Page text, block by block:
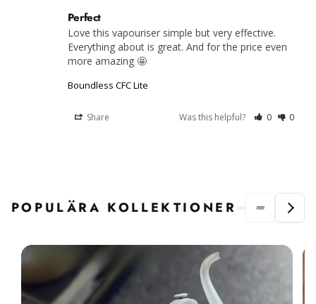
Perfect
Love this vapouriser simple but very effective.
Everything about is great. And for the price even
more amazing 🤩
Boundless CFC Lite
Share Was this helpful? 0 0
POPULÄRA KOLLEKTIONER